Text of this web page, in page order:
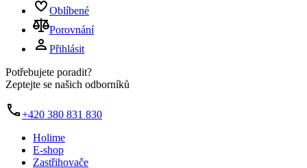
Oblíbené
Porovnání
Přihlásit
Potřebujete poradit?
Zeptejte se našich odborníků
+420 380 831 830
Holime
E-shop
Zastřihovače